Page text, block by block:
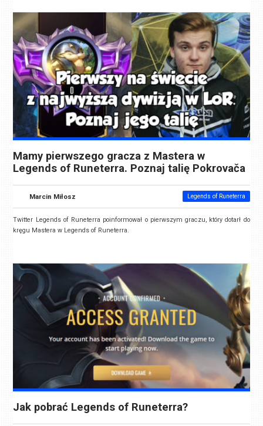
Mamy pierwszego gracza z Mastera w
Legends of Runeterra. Poznaj talię Pokrovača
Marcin Miłosz Legends of Runeterra
Twitter Legends of Runeterra poinformował o pierwszym graczu, który dotarł do
kręgu Mastera w Legends of Runeterra.
Jak pobrać Legends of Runeterra?